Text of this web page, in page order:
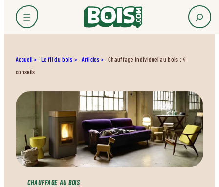
Accueil Le fil du bois Articles
Chauffage individuel au bois : 4
conseils
CHAUFFAGE AU BOIS